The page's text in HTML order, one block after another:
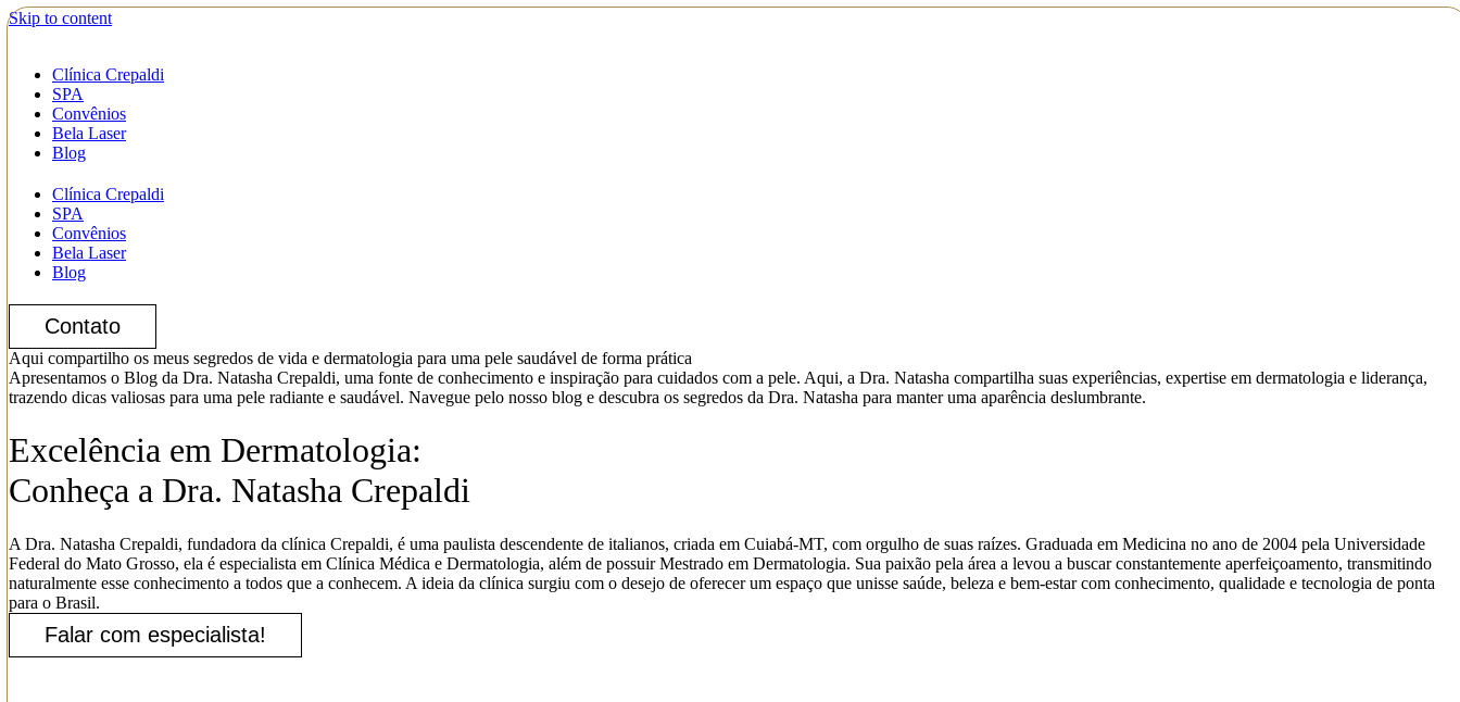
Skip to content
Clínica Crepaldi
SPA
Convênios
Bela Laser
Blog
Clínica Crepaldi
SPA
Convênios
Bela Laser
Blog
Contato
Aqui compartilho os meus segredos de vida e dermatologia para uma pele saudável de forma prática
Apresentamos o Blog da Dra. Natasha Crepaldi, uma fonte de conhecimento e inspiração para cuidados com a pele. Aqui, a Dra. Natasha compartilha suas experiências, expertise em dermatologia e liderança,
trazendo dicas valiosas para uma pele radiante e saudável. Navegue pelo nosso blog e descubra os segredos da Dra. Natasha para manter uma aparência deslumbrante.
Excelência em Dermatologia:
Conheça a Dra. Natasha Crepaldi
A Dra. Natasha Crepaldi, fundadora da clínica Crepaldi, é uma paulista descendente de italianos, criada em Cuiabá-MT, com orgulho de suas raízes. Graduada em Medicina no ano de 2004 pela Universidade
Federal do Mato Grosso, ela é especialista em Clínica Médica e Dermatologia, além de possuir Mestrado em Dermatologia. Sua paixão pela área a levou a buscar constantemente aperfeiçoamento, transmitindo
naturalmente esse conhecimento a todos que a conhecem. A ideia da clínica surgiu com o desejo de oferecer um espaço que unisse saúde, beleza e bem-estar com conhecimento, qualidade e tecnologia de ponta
para o Brasil.
Falar com especialista!